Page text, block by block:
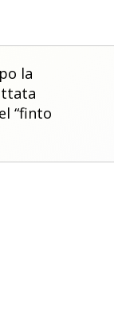
la
“finto